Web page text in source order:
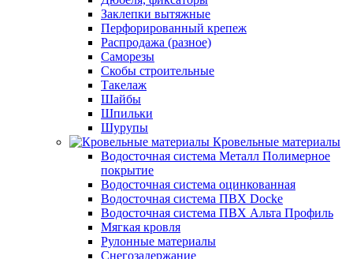
Заклепки вытяжные
Перфорированный крепеж
Распродажа (разное)
Саморезы
Скобы строительные
Такелаж
Шайбы
Шпильки
Шурупы
Кровельные материалы
Водосточная система Металл Полимерное
покрытие
Водосточная система оцинкованная
Водосточная система ПВХ Docke
Водосточная система ПВХ Альта Профиль
Мягкая кровля
Рулонные материалы
Снегозадержание